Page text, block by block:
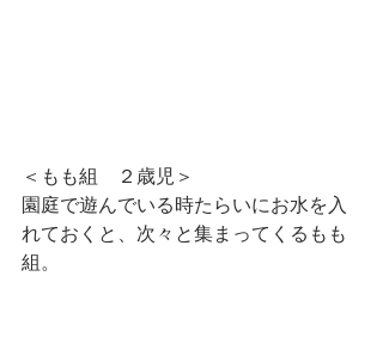
＜もも組　２歳児＞
園庭で遊んでいる時たらいにお水を入
れておくと、次々と集まってくるもも
組。